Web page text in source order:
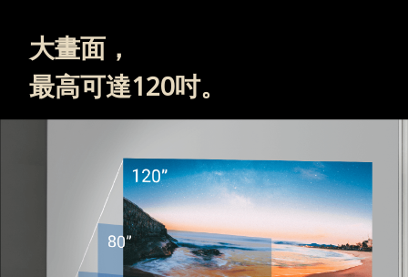
大畫面，
最高可達120吋。